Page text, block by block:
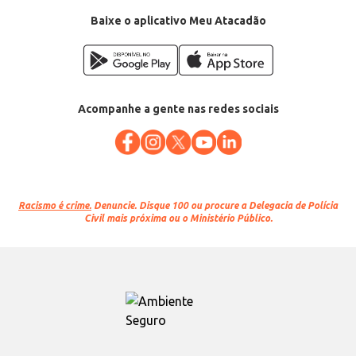
Baixe o aplicativo Meu Atacadão
Acompanhe a gente nas redes sociais
Racismo é crime. Denuncie. Disque 100 ou procure a Delegacia de Polícia
Civil mais próxima ou o Ministério Público.